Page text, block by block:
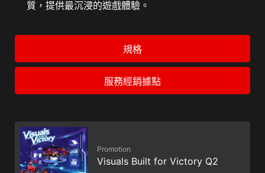
質，提供最沉浸的遊戲體驗。
規格
服務經銷據點
Promotion
Visuals Built for Victory Q2